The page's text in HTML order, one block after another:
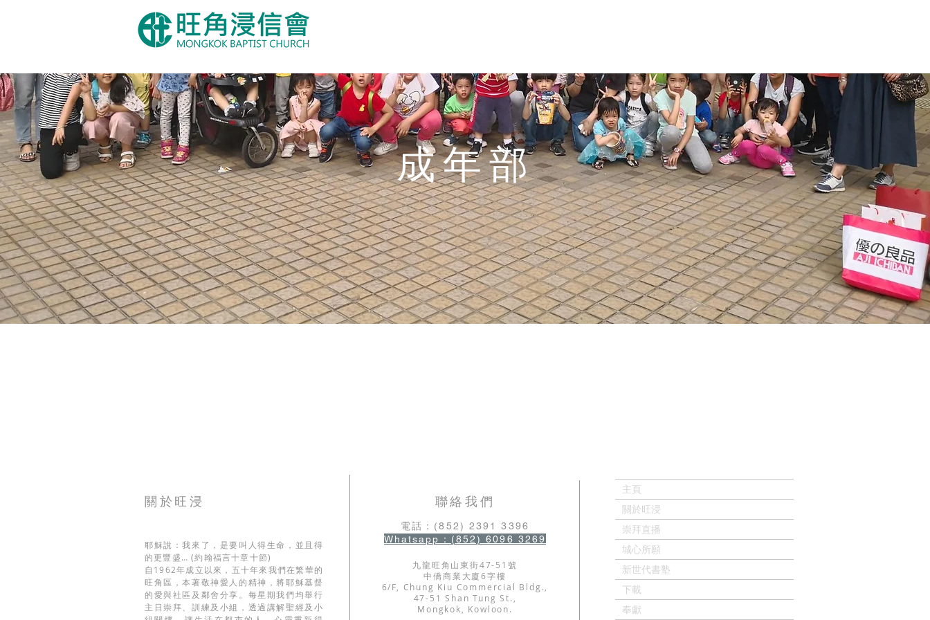
成年部
關於旺浸
耶穌說：我來了，是要叫人得生命，並且得
的更豐盛… (約翰福言十章十節)
自1962年成立以來，五十年來我們在繁華的
旺角區，本著敬神愛人的精神，將耶穌基督
的愛與社區及鄰舍分享。每星期我們均舉行
主日崇拜、訓練及小組，透過講解聖經及小
​聯絡我們
電話：(852) 2391 3396
Whatsapp：(852) 6096 3269
九龍旺角山東街47-51號
中僑商業大廈6字樓
6/F, Chung Kiu Commercial Bldg.,
47-51 Shan Tung St.,
Mongkok, Kowloon.
主頁
關於旺浸
崇拜直播
城心所願
新世代書塾
下載
奉獻